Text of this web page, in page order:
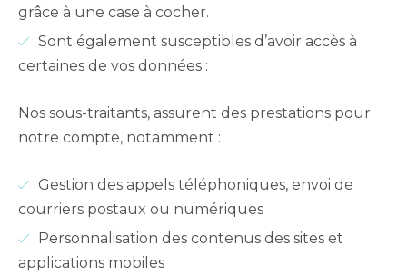
grâce à une case à cocher.
Sont également susceptibles d’avoir accès à
certaines de vos données :
Nos sous-traitants, assurent des prestations pour
notre compte, notamment :
Gestion des appels téléphoniques, envoi de
courriers postaux ou numériques
Personnalisation des contenus des sites et
applications mobiles